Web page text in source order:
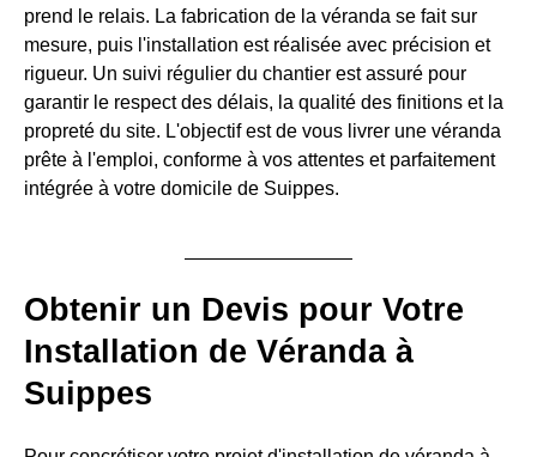
prend le relais. La fabrication de la véranda se fait sur
mesure, puis l'installation est réalisée avec précision et
rigueur. Un suivi régulier du chantier est assuré pour
garantir le respect des délais, la qualité des finitions et la
propreté du site. L'objectif est de vous livrer une véranda
prête à l'emploi, conforme à vos attentes et parfaitement
intégrée à votre domicile de Suippes.
Obtenir un Devis pour Votre
Installation de Véranda à
Suippes